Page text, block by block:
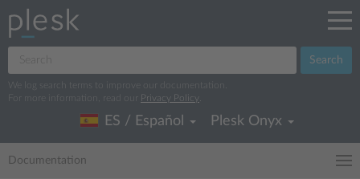
Search
We log search terms to improve our documentation.
For more information, read our
Privacy Policy
ES / Español Plesk Onyx
Documentation